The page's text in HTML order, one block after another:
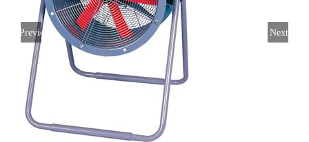
Lighting and Electrical
Equipment
Complete solutions in lighting and electrical
material for each project and need
Previous Next